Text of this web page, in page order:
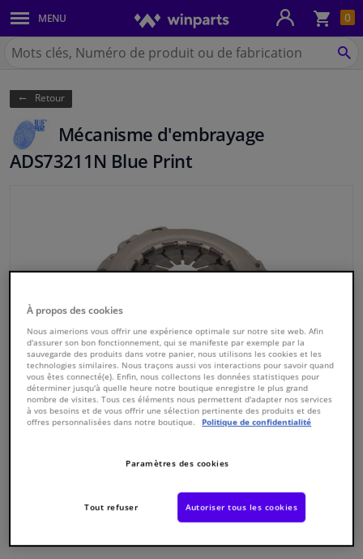
0
MENU
Carrosserie & tôles
Feux & ampoules
Freinage
Système d'échappement
Refroidissement & chauffage
Pièces moteur & accessoires
Filtres & liquides
Bagages & transport
Fenêtres & accessoires
Chercher
Winparts.be
Retour
Mécanisme d'embrayage
ADS73211N Blue Print
5050063627022
À propos des cookies
Nous aimerions vous offrir une expérience optimale sur notre site web. Afin
d'assurer son bon fonctionnement, qui se manifeste par exemple par la
sauvegarde des produits dans votre panier, nous utilisons les cookies et les
technologies similaires. Nous traçons aussi vos interactions pour savoir quand
vous êtes connecté(e). Enfin, nous collectons les données statistiques pour
déterminer jusqu'à quelle heure notre boutique enregistre le plus grand
nombre de visites. Tous ces éléments nous permettent d'adapter nos services
à vos besoins et de vous offrir une sélection pertinente des produits et des
offres personnalisées dans notre boutique.
Politique de confidentialité
Paramètres des cookies
Tout refuser Autoriser tous les cookies